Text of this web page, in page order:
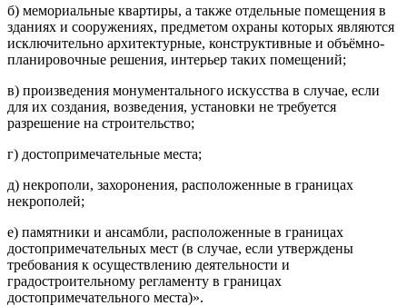
б) мемориальные квартиры, а также отдельные помещения в
зданиях и сооружениях, предметом охраны которых являются
исключительно архитектурные, конструктивные и объёмно-
планировочные решения, интерьер таких помещений;
в) произведения монументального искусства в случае, если
для их создания, возведения, установки не требуется
разрешение на строительство;
г) достопримечательные места;
д) некрополи, захоронения, расположенные в границах
некрополей;
е) памятники и ансамбли, расположенные в границах
достопримечательных мест (в случае, если утверждены
требования к осуществлению деятельности и
градостроительному регламенту в границах
достопримечательного места)».